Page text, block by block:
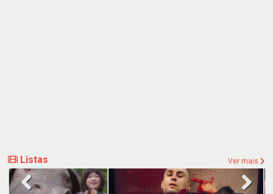
Listas Ver mais